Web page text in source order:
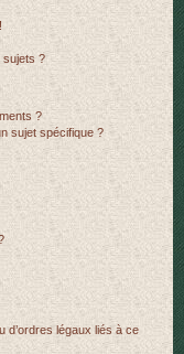
sujets ?
?
sujet spécifique ?
d’ordres légaux liés à ce